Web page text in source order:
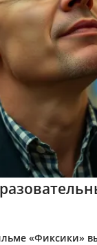
«Фиксики»